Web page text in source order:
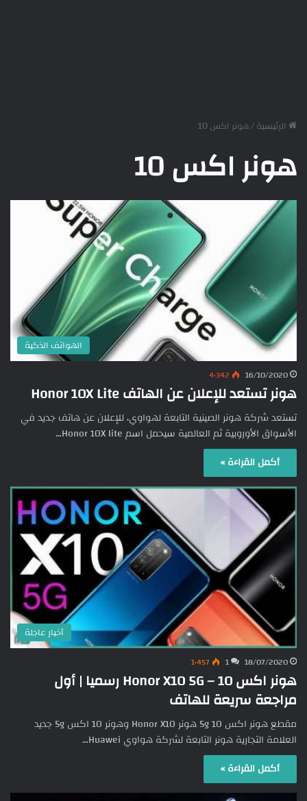
الرئيسية/هونر اكس 10
هونر اكس 10
الهواتف الذكية
16/10/2020 4٬342
هونر تستعد للإعلان عن الهاتف Honor 10X Lite
تستعد شركة هونر الصينية التابعة لهواوي، للإعلان عن هاتف جديد في
الأسواق الأوروبية ثم العالمية سيحمل اسم Honor 10X lite…
أكمل القراءة »
أخبار عاجلة
18/07/2020
1 1٬457
هونر اكس 10 – Honor X10 5G رسميا | أول
مراجعة سريعة للهاتف
مقطع هونر اكس 10 5g هونر Honor X10 وهونر 10 اكس 5g جديد
العلامة التجارية هونر التابعة لشركة هواوي Huawei…
أكمل القراءة »